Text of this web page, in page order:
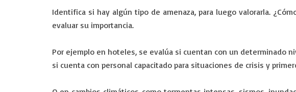
Identifica si hay algún tipo de amenaza, para luego valorarla.
evaluar su importancia.
Por ejemplo en hoteles, se evalúa si cuentan con un determinado
si cuenta con personal capacitado para situaciones de crisis y